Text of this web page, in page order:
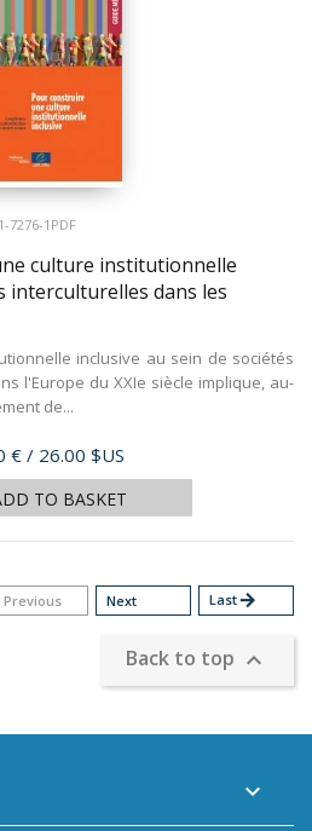
7276-1PDF
culture institutionnelle
interculturelles dans les
inclusive au sein de sociétés
l'Europe du XXIe siècle implique, au-
de...
€ / 26.00 $US
TO BASKET
Previous Next Lastarrow_forward
Back to top 
